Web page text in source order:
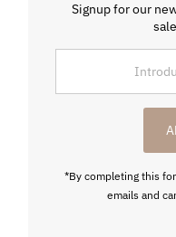
Signup for our
de
*By completing this
emails and